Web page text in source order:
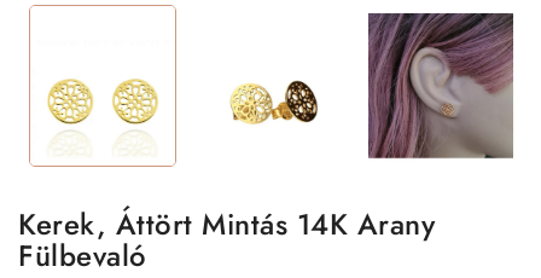
Kerek, Áttört Mintás 14K Arany
Fülbevaló